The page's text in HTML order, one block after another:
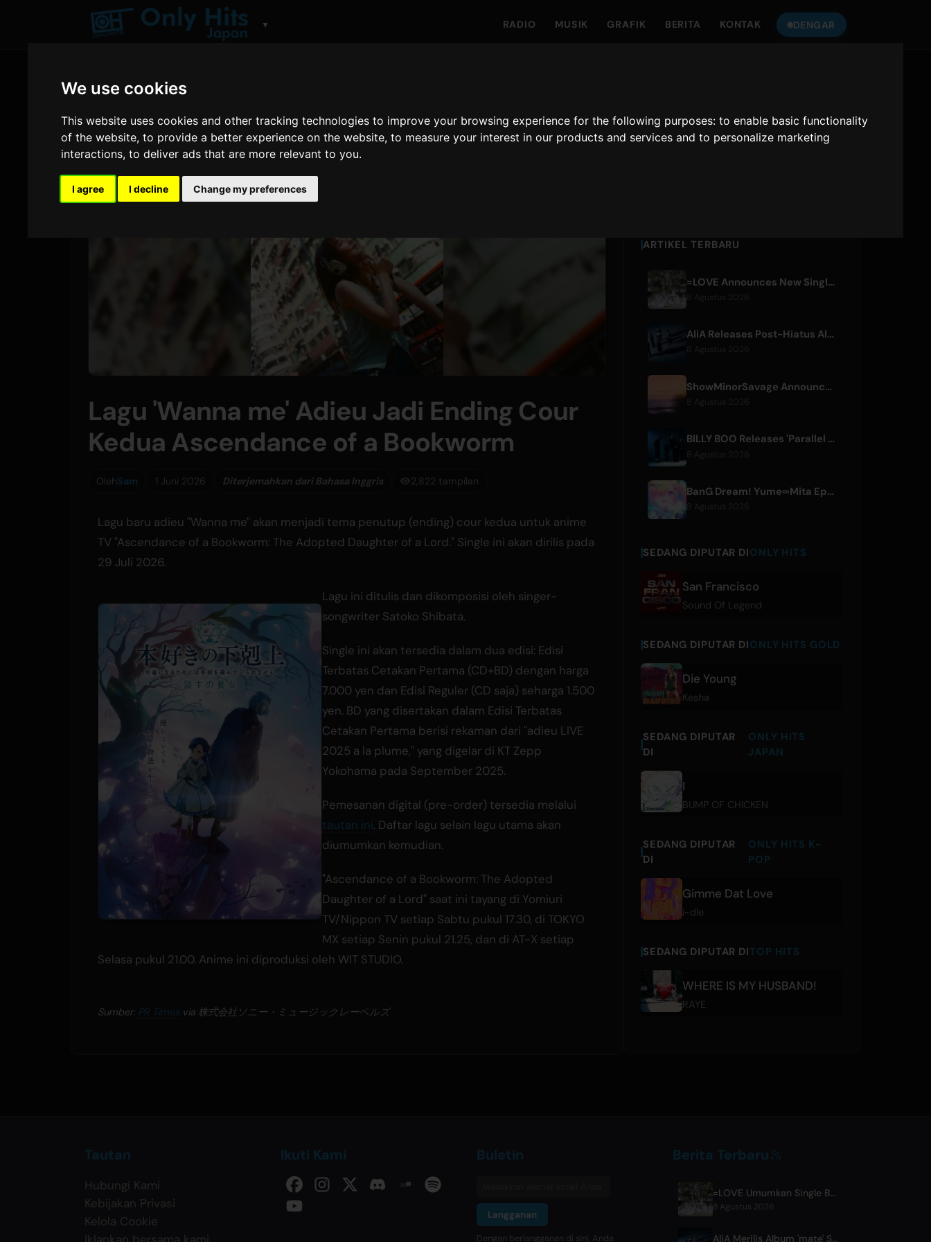
We use cookies
This website uses cookies and other tracking technologies to improve your browsing experience for the following purposes:to enable basic functionality
of the website,to provide a better experience on the website,to measure your interest in our products and services and to personalize marketing
interactions,to deliver ads that are more relevant to you.
I agree I decline Change my preferences
▼ RADIO MUSIK GRAFIK BERITA KONTAK DENGAR
Lagu 'Wanna me' Adieu Jadi Ending Cour
Kedua Ascendance of a Bookworm
OlehSam 1 Juni 2026 Diterjemahkan dari Bahasa Inggris 2,822 tampilan
Lagu baru adieu "Wanna me" akan menjadi tema penutup (ending) cour kedua untuk anime
TV "Ascendance of a Bookworm: The Adopted Daughter of a Lord." Single ini akan dirilis pada
29 Juli 2026.
Lagu ini ditulis dan dikomposisi oleh singer-
songwriter Satoko Shibata.
Single ini akan tersedia dalam dua edisi: Edisi
Terbatas Cetakan Pertama (CD+BD) dengan harga
7.000 yen dan Edisi Reguler (CD saja) seharga 1.500
yen. BD yang disertakan dalam Edisi Terbatas
Cetakan Pertama berisi rekaman dari "adieu LIVE
2025 a la plume," yang digelar di KT Zepp
Yokohama pada September 2025.
Pemesanan digital (pre-order) tersedia melalui
tautan ini. Daftar lagu selain lagu utama akan
diumumkan kemudian.
"Ascendance of a Bookworm: The Adopted
Daughter of a Lord" saat ini tayang di Yomiuri
TV/Nippon TV setiap Sabtu pukul 17.30, di TOKYO
MX setiap Senin pukul 21.25, dan di AT-X setiap
Selasa pukul 21.00. Anime ini diproduksi oleh WIT STUDIO.
Sumber: PR Times via 株式会社ソニー・ミュージックレーベルズ
ARTIKEL TERBARU
=LOVE Announces New Single 'Koi, Hajimemashita.' and Tokyo Dome Concerts
8 Agustus 2026
AliA Releases Post-Hiatus Album 'mate', Announces Tokyo Live
ShowMinorSavage Announces New Digital Single 'Gradation'
BILLY BOO Releases 'Parallel Night-EP' Featuring TV Drama Theme Song
BanG Dream! Yume∞Mita Episode 8 Live Clip Released
SEDANG DIPUTAR DIONLY HITS
San Francisco
Sound Of Legend
SEDANG DIPUTAR DIONLY HITS GOLD
Die Young
Kesha
SEDANG DIPUTAR
DI
ONLY HITS
JAPAN
I
BUMP OF CHICKEN
SEDANG DIPUTAR
DI
ONLY HITS K-
POP
Gimme Dat Love
i-dle
SEDANG DIPUTAR DITOP HITS
WHERE IS MY HUSBAND!
RAYE
Tautan
Hubungi Kami
Kebijakan Privasi
Kelola Cookie
Ikuti Kami Buletin
Langganan
Dengan berlangganan di sini, Anda
Berita Terbaru
=LOVE Umumkan Single Baru 'Koi, Hajimemashita.' dan Konser Tokyo Dome
8 Agustus 2026
AliA Merilis Album 'mate' Setelah Jeda 18 Bulan, Umumkan Live Show di Tokyo